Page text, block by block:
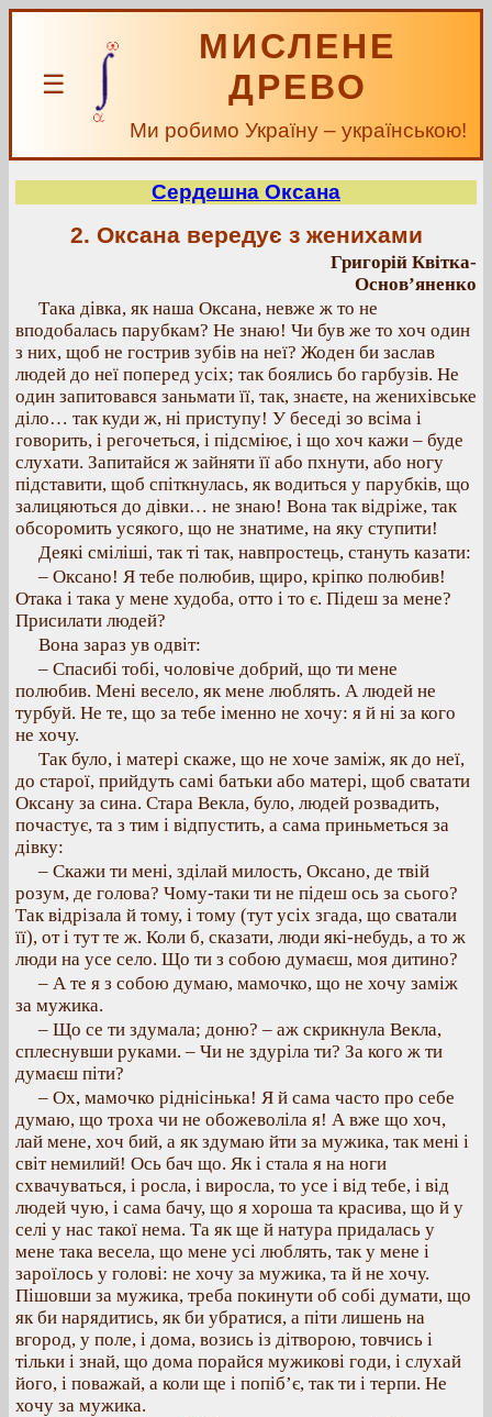
☰
МИСЛЕНЕ
ДРЕВО
Ми робимо Україну – українською!
Сердешна Оксана
2. Оксана вередує з женихами
Григорій Квітка-
Основ’яненко
Така дівка, як наша Оксана, невже ж то не
вподобалась парубкам? Не знаю! Чи був же то хоч один
з них, щоб не гострив зубів на неї? Жоден би заслав
людей до неї поперед усіх; так боялись бо гарбузів. Не
один запитовався заньмати її, так, знаєте, на женихівське
діло… так куди ж, ні приступу! У беседі зо всіма і
говорить, і регочеться, і підсміює, і що хоч кажи – буде
слухати. Запитайся ж зайняти її або пхнути, або ногу
підставити, щоб спіткнулась, як водиться у парубків, що
залицяються до дівки… не знаю! Вона так відріже, так
обсоромить усякого, що не знатиме, на яку ступити!
Деякі сміліші, так ті так, навпростець, стануть казати:
– Оксано! Я тебе полюбив, щиро, кріпко полюбив!
Отака і така у мене худоба, отто і то є. Підеш за мене?
Присилати людей?
Вона зараз ув одвіт:
– Спасибі тобі, чоловіче добрий, що ти мене
полюбив. Мені весело, як мене люблять. А людей не
турбуй. Не те, що за тебе іменно не хочу: я й ні за кого
не хочу.
Так було, і матері скаже, що не хоче заміж, як до неї,
до старої, прийдуть самі батьки або матері, щоб сватати
Оксану за сина. Стара Векла, було, людей розвадить,
почастує, та з тим і відпустить, а сама приньметься за
дівку:
– Скажи ти мені, зділай милость, Оксано, де твій
розум, де голова? Чому-таки ти не підеш ось за сього?
Так відрізала й тому, і тому (тут усіх згада, що сватали
її), от і тут те ж. Коли б, сказати, люди які-небудь, а то ж
люди на усе село. Що ти з собою думаєш, моя дитино?
– А те я з собою думаю, мамочко, що не хочу заміж
за мужика.
– Що се ти здумала; доню? – аж скрикнула Векла,
сплеснувши руками. – Чи не здуріла ти? За кого ж ти
думаєш піти?
– Ох, мамочко ріднісінька! Я й сама часто про себе
думаю, що троха чи не обожеволіла я! А вже що хоч,
лай мене, хоч бий, а як здумаю йти за мужика, так мені і
світ немилий! Ось бач що. Як і стала я на ноги
схвачуваться, і росла, і виросла, то усе і від тебе, і від
людей чую, і сама бачу, що я хороша та красива, що й у
селі у нас такої нема. Та як ще й натура придалась у
мене така весела, що мене усі люблять, так у мене і
зароїлось у голові: не хочу за мужика, та й не хочу.
Пішовши за мужика, треба покинути об собі думати, що
як би нарядитись, як би убратися, а піти лишень на
вгород, у поле, і дома, возись із дітворою, товчись і
тільки і знай, що дома порайся мужикові годи, і слухай
його, і поважай, а коли ще і попіб’є, так ти і терпи. Не
хочу за мужика.